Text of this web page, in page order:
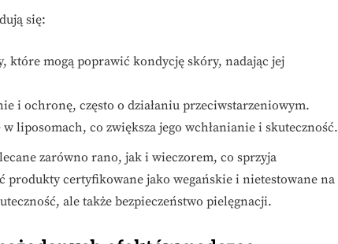
się:
które mogą poprawić kondycję skóry, nadając jej
i ochronę, często o działaniu przeciwstarzeniowym.
w liposomach, co zwiększa jego wchłanianie i skuteczność.
zarówno rano, jak i wieczorem, co sprzyja
certyfikowane jako wegańskie i nietestowane na
ale także bezpieczeństwo pielęgnacji.